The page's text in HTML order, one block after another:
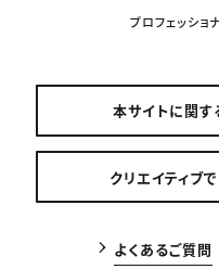
プロフェッシ
本サイトに関す
クリエイティブ
よくあるご質問